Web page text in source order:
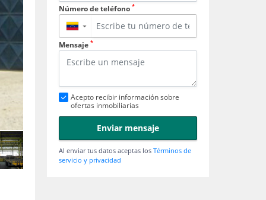
Número de teléfono *
▼
Mensaje *
Acepto recibir información sobre
ofertas inmobiliarias
Enviar mensaje
Al enviar tus datos aceptas los Términos de
servicio y privacidad